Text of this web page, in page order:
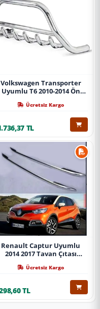
Volkswagen Transporter
Uyumlu T6 2010-2014 Ön
Çelik Krom
Ücretsiz Kargo
TL
Renault Captur Uyumlu
2014 2017 Tavan Çıtası
Ücretsiz Kargo
TL